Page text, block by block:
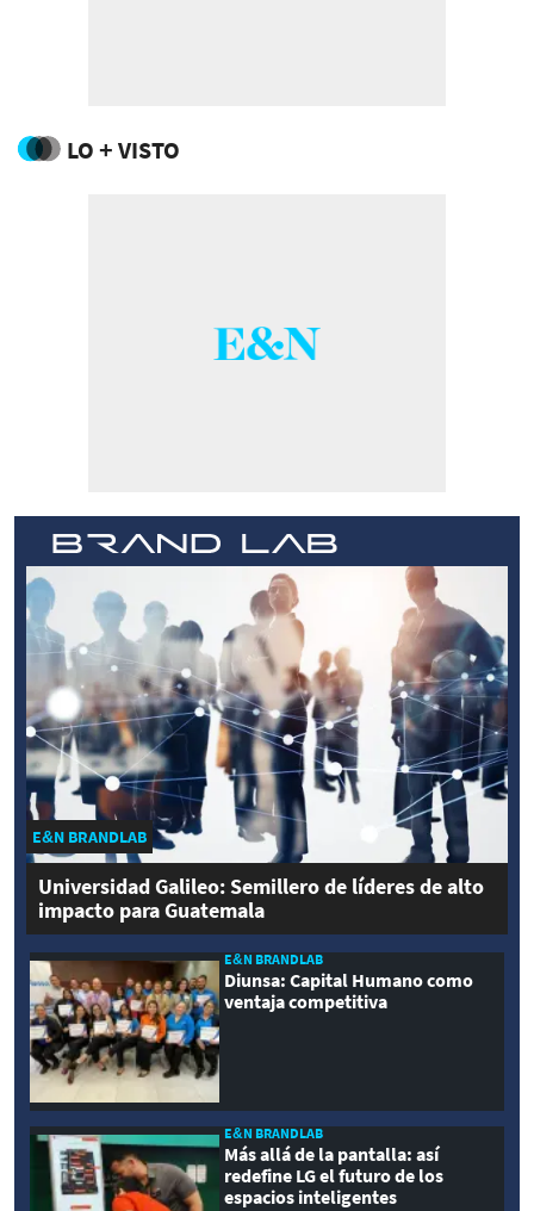
LO + VISTO
E&N BRANDLAB
Universidad Galileo: Semillero de líderes de alto
impacto para Guatemala
E&N BRANDLAB
Diunsa: Capital Humano como
ventaja competitiva
E&N BRANDLAB
Más allá de la pantalla: así
redefine LG el futuro de los
espacios inteligentes